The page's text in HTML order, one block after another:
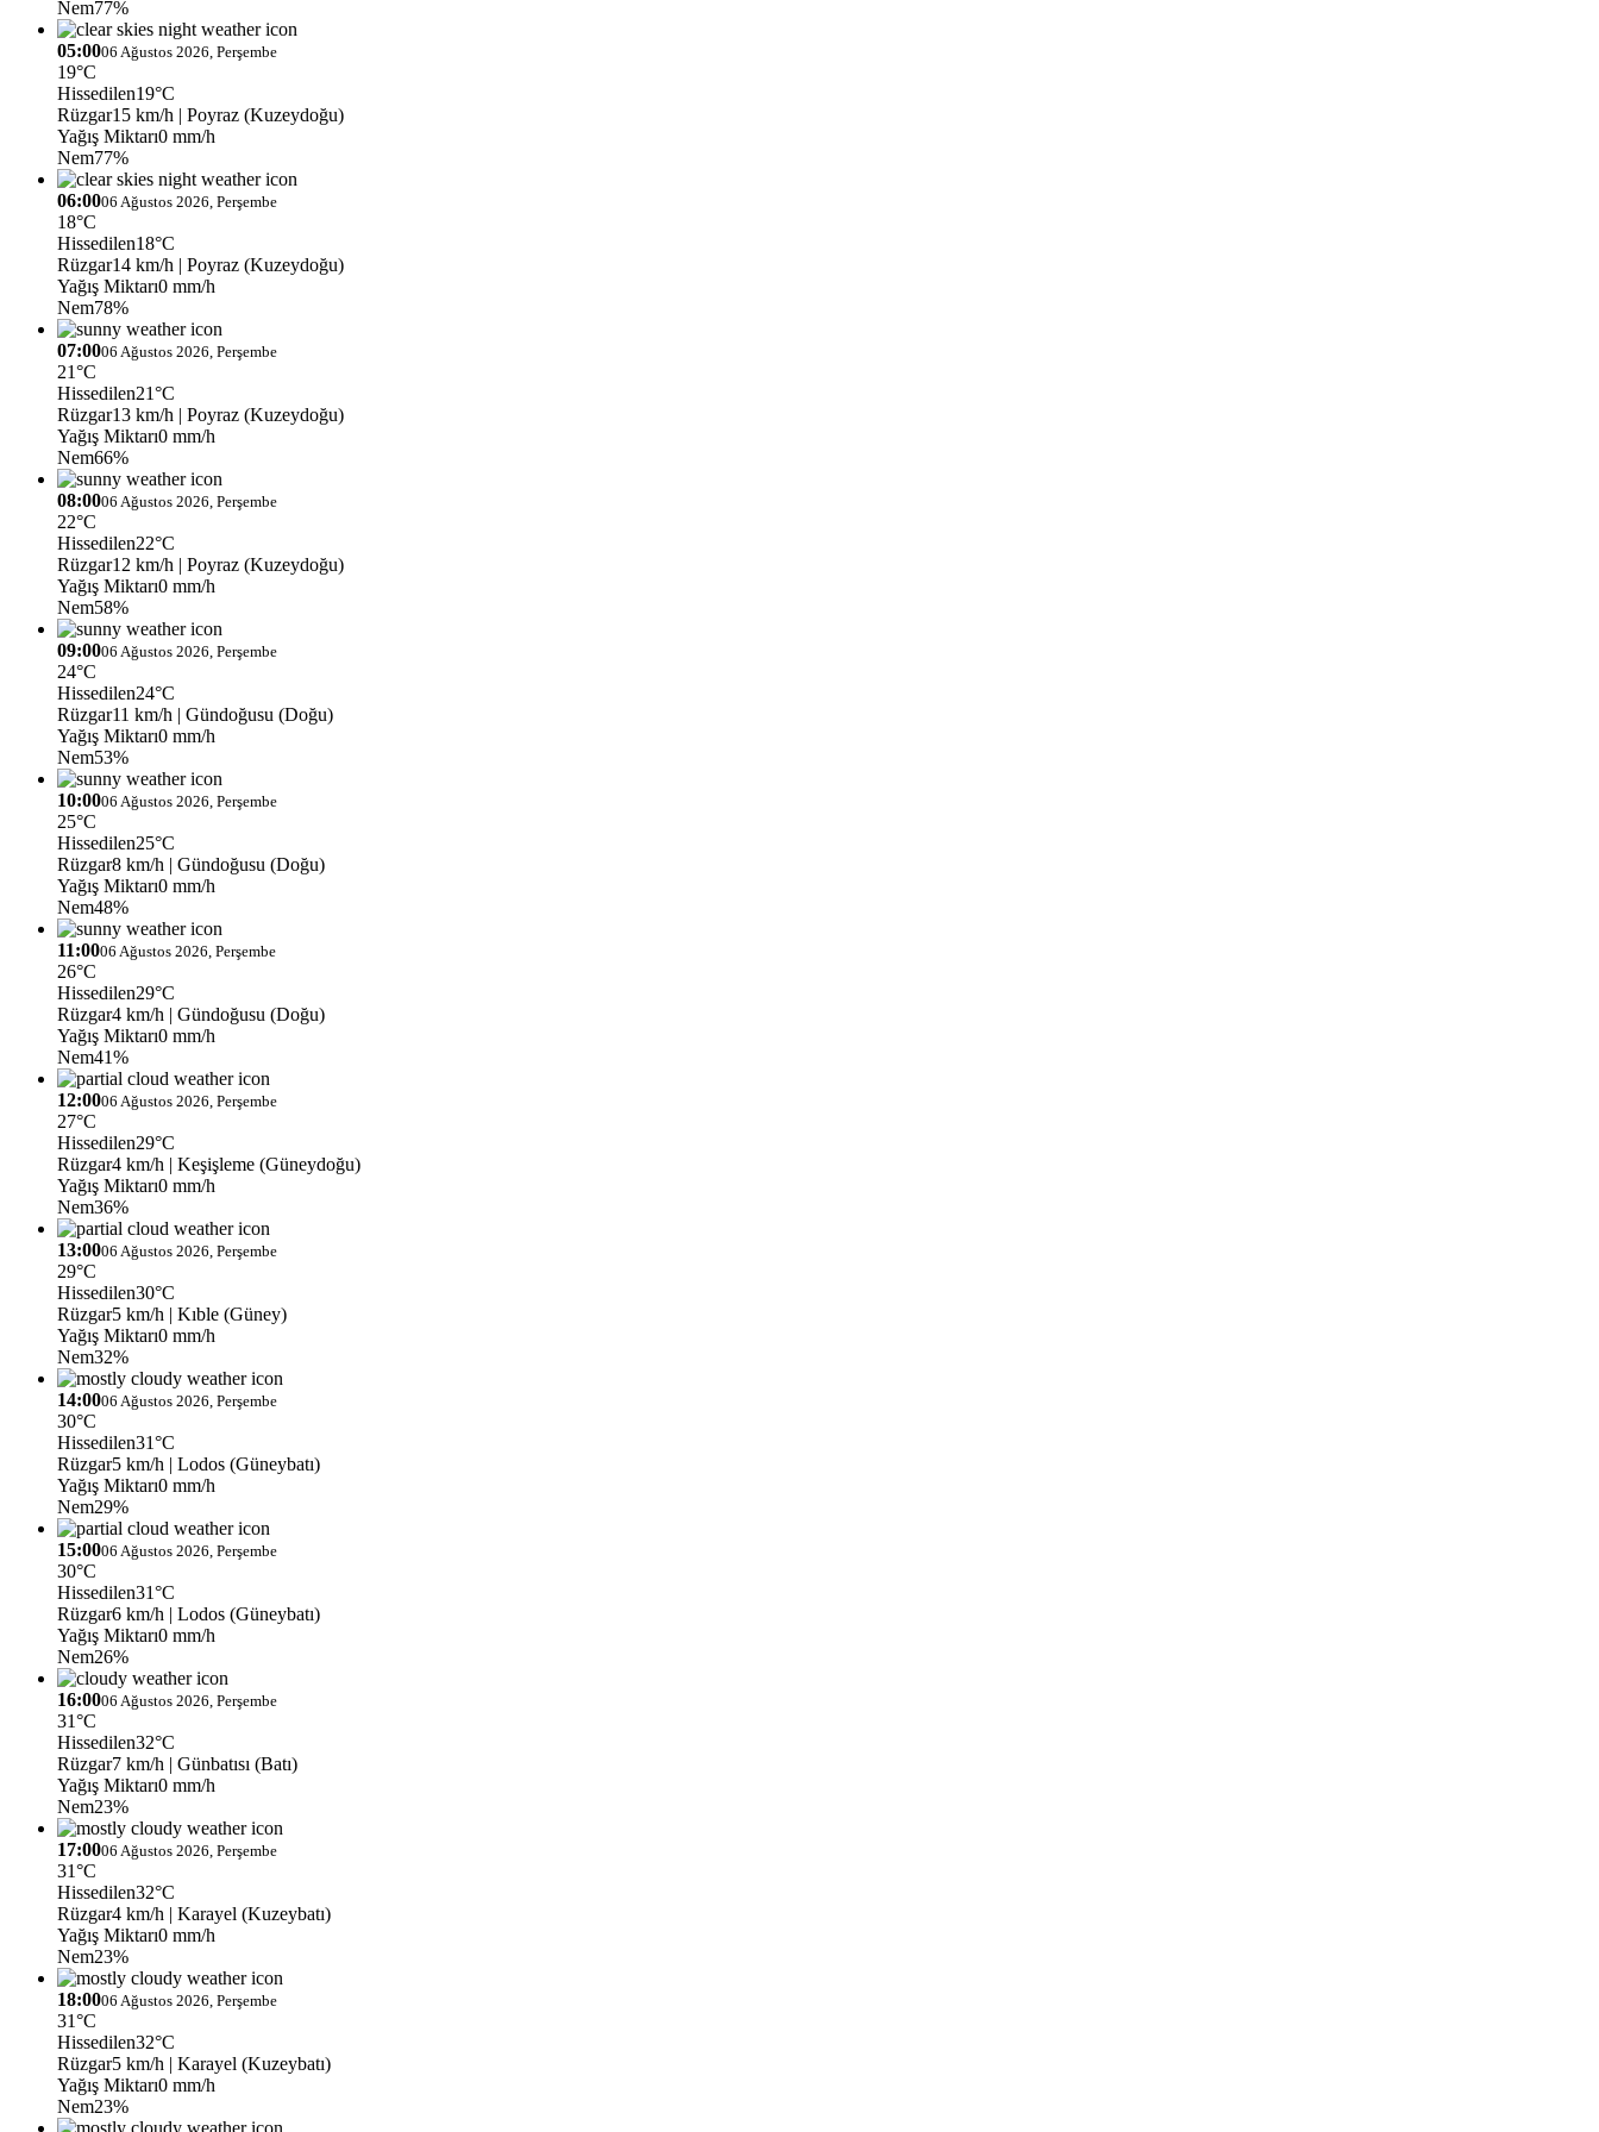
Nem77%
05:0006 Ağustos 2026, Perşembe
19°C
Hissedilen19°C
Rüzgar15 km/h | Poyraz (Kuzeydoğu)
Yağış Miktarı0 mm/h
Nem77%
06:0006 Ağustos 2026, Perşembe
18°C
Hissedilen18°C
Rüzgar14 km/h | Poyraz (Kuzeydoğu)
Yağış Miktarı0 mm/h
Nem78%
07:0006 Ağustos 2026, Perşembe
21°C
Hissedilen21°C
Rüzgar13 km/h | Poyraz (Kuzeydoğu)
Yağış Miktarı0 mm/h
Nem66%
08:0006 Ağustos 2026, Perşembe
22°C
Hissedilen22°C
Rüzgar12 km/h | Poyraz (Kuzeydoğu)
Yağış Miktarı0 mm/h
Nem58%
09:0006 Ağustos 2026, Perşembe
24°C
Hissedilen24°C
Rüzgar11 km/h | Gündoğusu (Doğu)
Yağış Miktarı0 mm/h
Nem53%
10:0006 Ağustos 2026, Perşembe
25°C
Hissedilen25°C
Rüzgar8 km/h | Gündoğusu (Doğu)
Yağış Miktarı0 mm/h
Nem48%
11:0006 Ağustos 2026, Perşembe
26°C
Hissedilen29°C
Rüzgar4 km/h | Gündoğusu (Doğu)
Yağış Miktarı0 mm/h
Nem41%
12:0006 Ağustos 2026, Perşembe
27°C
Hissedilen29°C
Rüzgar4 km/h | Keşişleme (Güneydoğu)
Yağış Miktarı0 mm/h
Nem36%
13:0006 Ağustos 2026, Perşembe
29°C
Hissedilen30°C
Rüzgar5 km/h | Kıble (Güney)
Yağış Miktarı0 mm/h
Nem32%
14:0006 Ağustos 2026, Perşembe
30°C
Hissedilen31°C
Rüzgar5 km/h | Lodos (Güneybatı)
Yağış Miktarı0 mm/h
Nem29%
15:0006 Ağustos 2026, Perşembe
30°C
Hissedilen31°C
Rüzgar6 km/h | Lodos (Güneybatı)
Yağış Miktarı0 mm/h
Nem26%
16:0006 Ağustos 2026, Perşembe
31°C
Hissedilen32°C
Rüzgar7 km/h | Günbatısı (Batı)
Yağış Miktarı0 mm/h
Nem23%
17:0006 Ağustos 2026, Perşembe
31°C
Hissedilen32°C
Rüzgar4 km/h | Karayel (Kuzeybatı)
Yağış Miktarı0 mm/h
Nem23%
18:0006 Ağustos 2026, Perşembe
31°C
Hissedilen32°C
Rüzgar5 km/h | Karayel (Kuzeybatı)
Yağış Miktarı0 mm/h
Nem23%